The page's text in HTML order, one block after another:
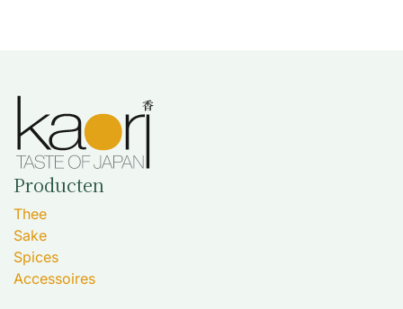
Producten
Thee
Sake
Spices
Accessoires